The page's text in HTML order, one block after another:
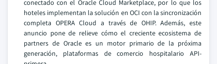
conectado con el Oracle Cloud Marketplace, por lo que los
hoteles implementan la solución en OCI con la sincronización
completa OPERA Cloud a través de OHIP. Además, este
anuncio pone de relieve cómo el creciente ecosistema de
partners de Oracle es un motor primario de la próxima
generación, plataformas de comercio hospitalario API-